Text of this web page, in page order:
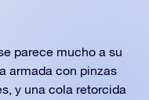
parece mucho a su
armada con pinzas
y una cola retorcida